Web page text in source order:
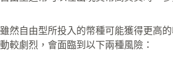
雖然自由型所投入的幣種可能獲得更高
動較劇烈，會面臨到以下兩種風險：